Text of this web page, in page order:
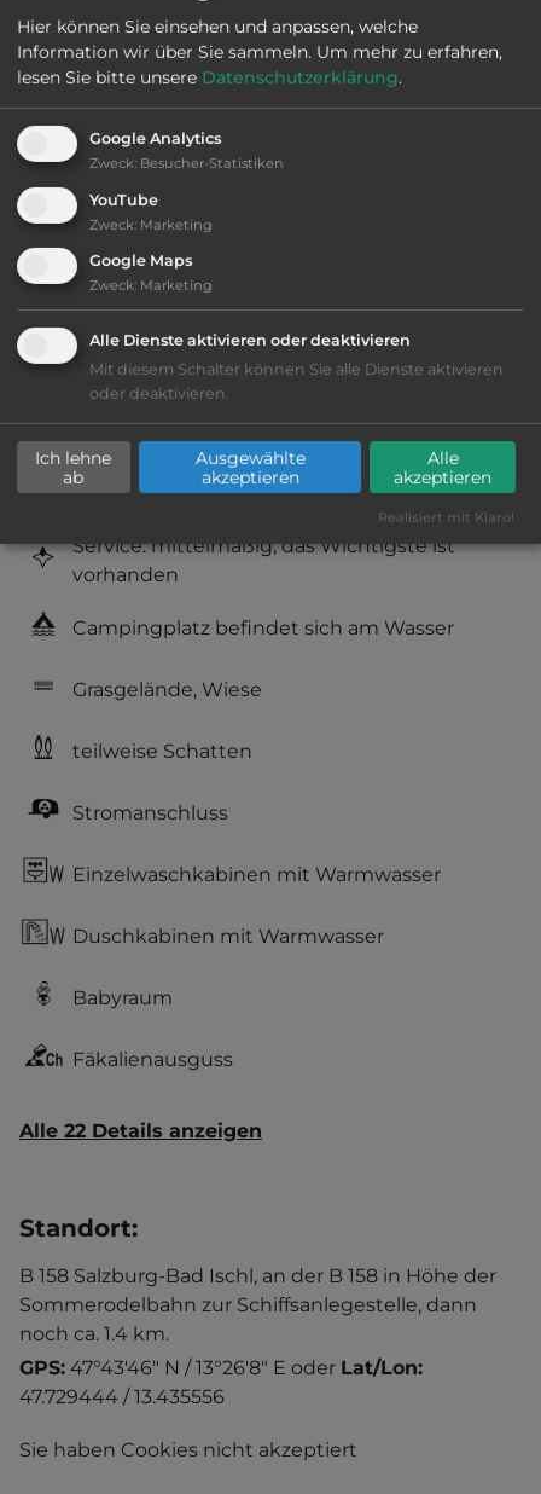
Ausstattung:
Lage: schön
Platzeinrichtung: befriedigend
Geräuschkulisse: überwiegend ruhig
Hygiene: befriedigend
Service: mittelmäßig, das Wichtigste ist
vorhanden
Campingplatz befindet sich am Wasser
Grasgelände, Wiese
teilweise Schatten
Stromanschluss
Einzelwaschkabinen mit Warmwasser
Duschkabinen mit Warmwasser
Babyraum
Fäkalienausguss
Alle 22 Details anzeigen
Standort:
B 158 Salzburg-Bad Ischl, an der B 158 in Höhe der
Sommerodelbahn zur Schiffsanlegestelle, dann
noch ca. 1.4 km.
GPS: 47°43'46" N / 13°26'8" E oder Lat/Lon:
47.729444 / 13.435556
Sie haben Cookies nicht akzeptiert
Hier können Sie einsehen und anpassen, welche
Information wir über Sie sammeln. Um mehr zu erfahren,
lesen Sie bitte unsere Datenschutzerklärung.
Google Analytics
Zweck: Besucher-Statistiken
YouTube
Zweck: Marketing
Google Maps
Zweck: Marketing
Alle Dienste aktivieren oder deaktivieren
Mit diesem Schalter können Sie alle Dienste aktivieren
oder deaktivieren.
Ich lehne
ab
Ausgewählte
akzeptieren
Alle
akzeptieren
Realisiert mit Klaro!